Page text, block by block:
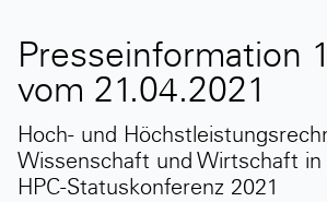
Presseinformation
vom 21.04.2021
Hoch- und
Wissenschaft und Wirtschaft in
HPC-Statuskonferenz 2021